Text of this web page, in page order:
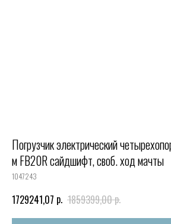
Погрузчик электрический
м FB20R сайдшифт, своб. ход мачты
1047243
1729241,07 р. 1859399,00р.